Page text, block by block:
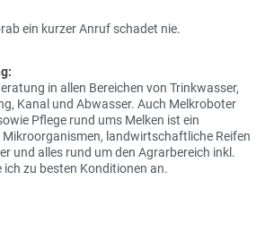
ein kurzer Anruf schadet nie.
in allen Bereichen von Trinkwasser,
Kanal und Abwasser. Auch Melkroboter
Pflege rund ums Melken ist ein
landwirtschaftliche Reifen
und alles rund um den Agrarbereich inkl.
ich zu besten Konditionen an.